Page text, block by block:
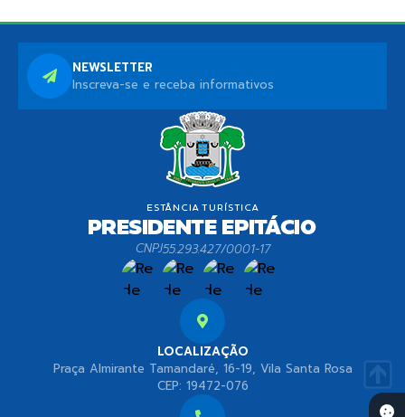
LOCALIZAÇÃO
Praça Almirante Tamandaré, 16-19, Vila Santa Rosa
CEP: 19472-076
CNPJ55.293.427/0001-17
NEWSLETTER
Inscreva-se e receba informativos